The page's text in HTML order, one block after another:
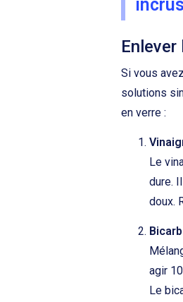
Si vous
solutions
en verre :
Le
dure.
doux.
agir
Le